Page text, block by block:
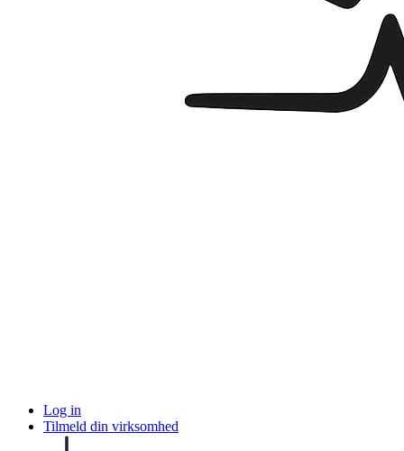
Log in
Tilmeld din virksomhed